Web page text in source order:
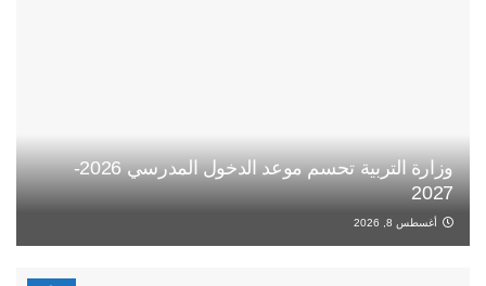
وزارة التربية تحسم موعد الدخول المدرسي 2026-
2027
أغسطس 8, 2026